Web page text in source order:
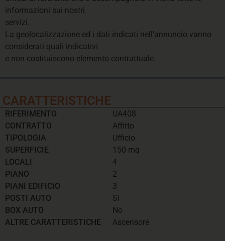
informazioni sui nostri
servizi.
La geolocalizzazione ed i dati indicati nell’annuncio vanno
considerati quali indicativi
e non costituiscono elemento contrattuale.
CARATTERISTICHE
RIFERIMENTO
CONTRATTO
TIPOLOGIA
SUPERFICIE
LOCALI
PIANO
PIANI EDIFICIO
POSTI AUTO
BOX AUTO
ALTRE CARATTERISTICHE
UA408
Affitto
Ufficio
150 mq
4
2
3
Si
No
Ascensore